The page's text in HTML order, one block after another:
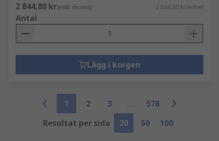
2 844,80 kr(exkl. moms) 2 844,80 kr/enhet
Antal
Lägg i korgen
1 2 3
578
Resultat per sida
20 50 100